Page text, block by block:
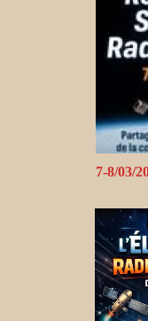
7-8/03/